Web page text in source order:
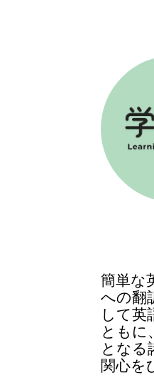
簡単な
への翻
して英
ともに
となる
関心を